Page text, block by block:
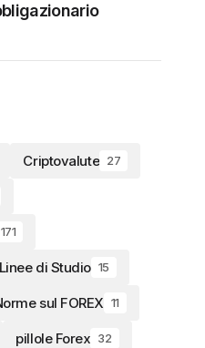
Criptovalute 27
171
Linee di Studio 15
sul FOREX 11
pillole Forex 32